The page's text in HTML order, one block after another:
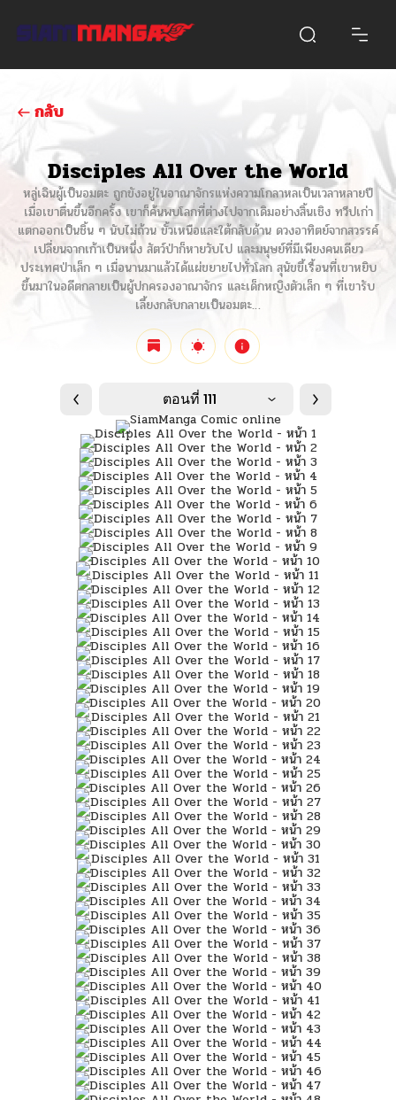
กลับ
Disciples All Over the World
หลู่เฉินผู้เป็นอมตะ ถูกขังอยู่ในอาณาจักรแห่งความโกลาหลเป็นเวลาหลายปี
เมื่อเขาตื่นขึ้นอีกครั้ง เขาก็ค้นพบโลกที่ต่างไปจากเดิมอย่างสิ้นเชิง ทวีปเก่า
แตกออกเป็นชิ้น ๆ นับไม่ถ้วน ขั้วเหนือและใต้กลับด้าน ดวงอาทิตย์จากสวรรค์
เปลี่ยนจากเก้าเป็นหนึ่ง สัตว์ป่าก็หายวับไป และมนุษย์ที่มีเพียงคนเดียว
ประเทศป่าเล็ก ๆ เมื่อนานมาแล้วได้แผ่ขยายไปทั่วโลก สุนัขขี้เรื้อนที่เขาหยิบ
ขึ้นมาในอดีตกลายเป็นผู้ปกครองอาณาจักร และเด็กหญิงตัวเล็ก ๆ ที่เขารับ
เลี้ยงกลับกลายเป็นอมตะ…
ตอนที่ 111